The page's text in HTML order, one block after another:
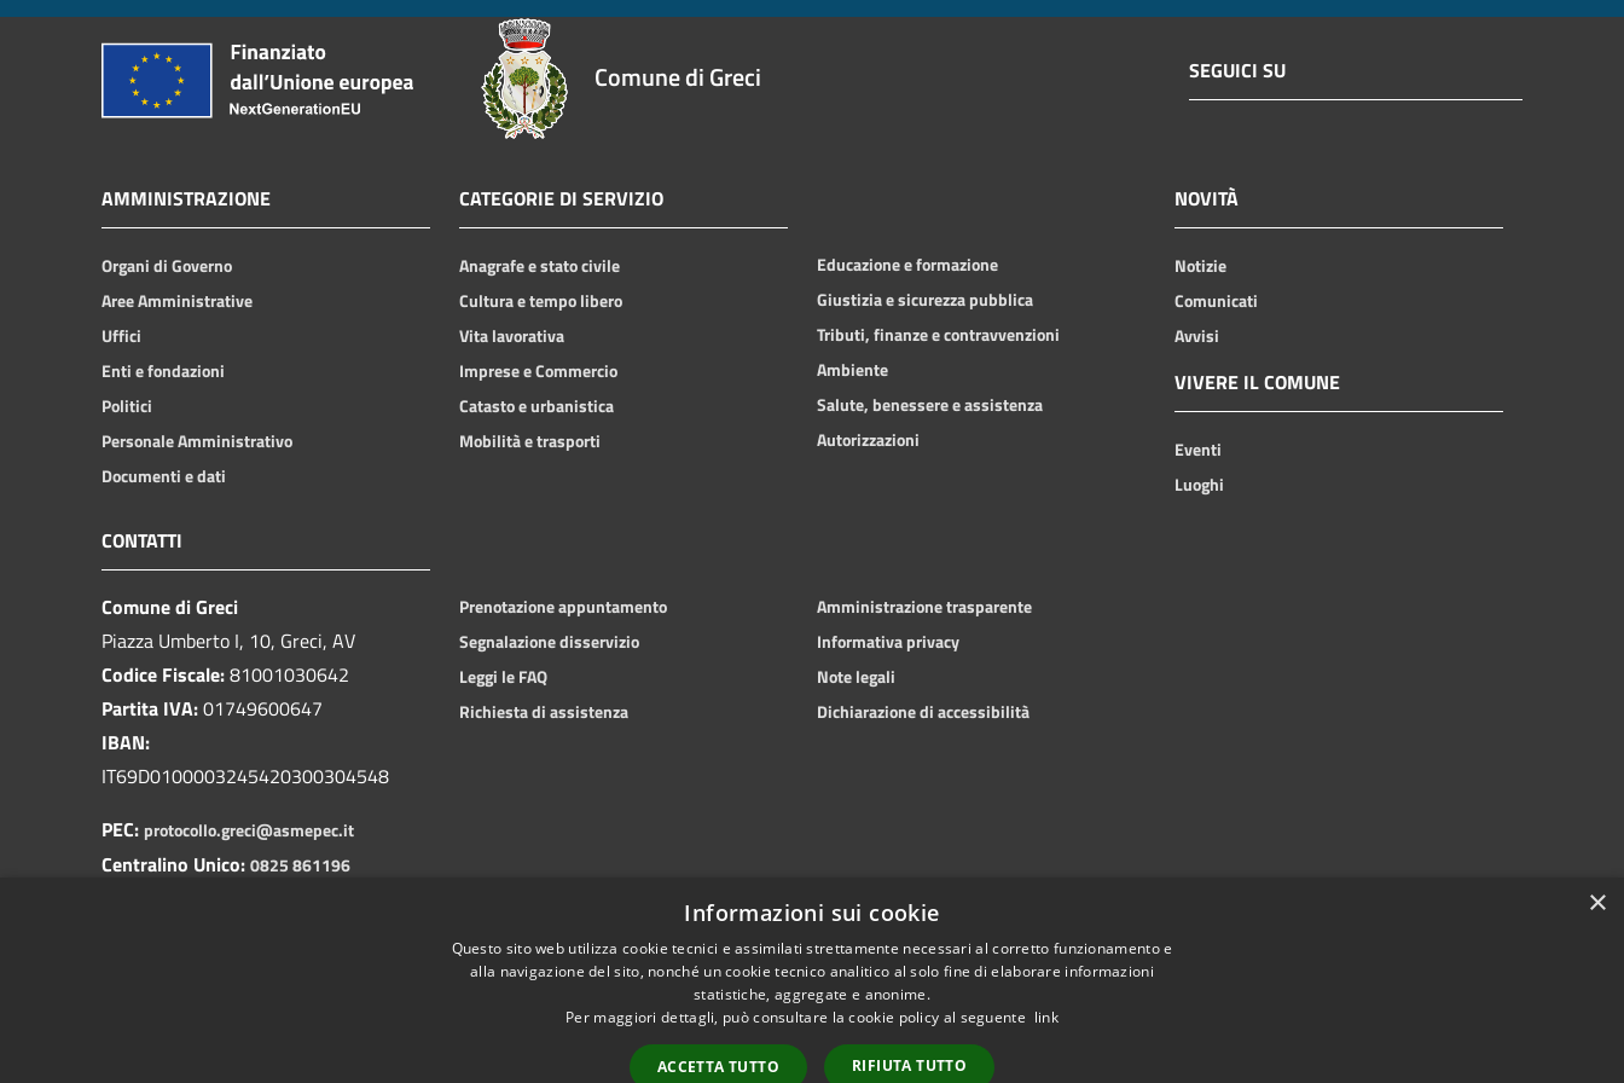
Comune di Greci SEGUICI SU
AMMINISTRAZIONE
Organi di Governo
Aree Amministrative
Uffici
Enti e fondazioni
Politici
Personale Amministrativo
Documenti e dati
CATEGORIE DI SERVIZIO
Anagrafe e stato civile
Cultura e tempo libero
Vita lavorativa
Imprese e Commercio
Catasto e urbanistica
Mobilità e trasporti
Educazione e formazione
Giustizia e sicurezza pubblica
Tributi, finanze e contravvenzioni
Ambiente
Salute, benessere e assistenza
Autorizzazioni
NOVITÀ
Notizie
Comunicati
Avvisi
VIVERE IL COMUNE
Eventi
Luoghi
CONTATTI
Comune di Greci
Piazza Umberto I, 10, Greci, AV
Codice Fiscale:81001030642
Partita IVA:01749600647
IBAN:
IT69D0100003245420300304548
PEC: protocollo.greci@asmepec.it
Centralino Unico:0825 861196
Prenotazione appuntamento
Segnalazione disservizio
Leggi le FAQ
Richiesta di assistenza
Amministrazione trasparente
Informativa privacy
Note legali
Dichiarazione di accessibilità
×
Informazioni sui cookie
Questo sito web utilizza cookie tecnici e assimilati strettamente necessari al corretto funzionamento e
alla navigazione del sito, nonché un cookie tecnico analitico al solo fine di elaborare informazioni
statistiche, aggregate e anonime.
Per maggiori dettagli, può consultare la cookie policy al seguente link
ACCETTA TUTTO RIFIUTA TUTTO